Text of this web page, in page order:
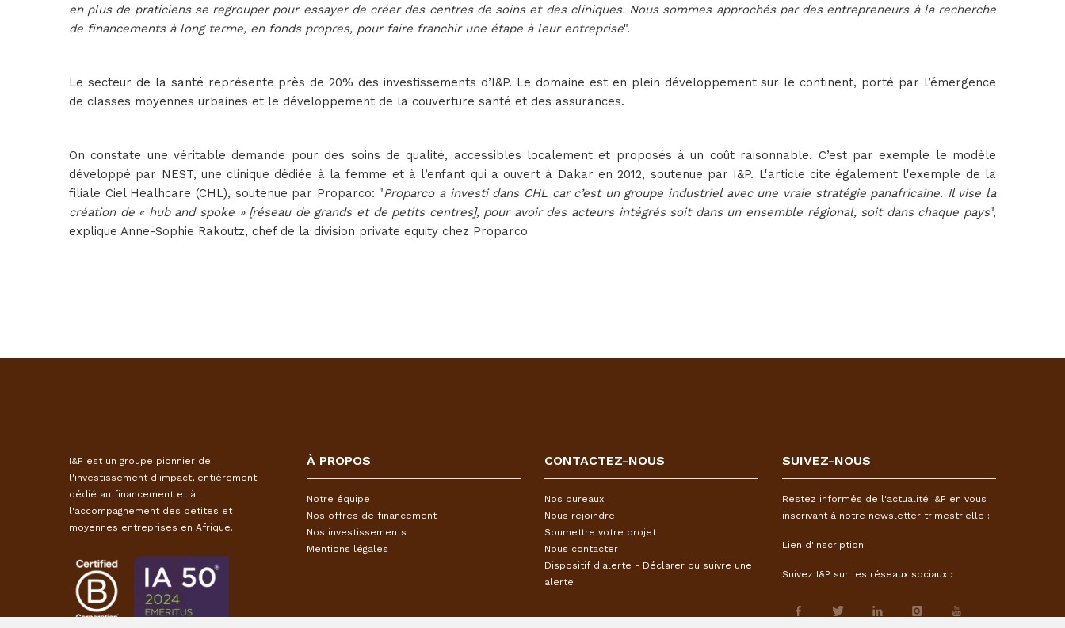
en plus de praticiens se regrouper pour essayer de créer des centres de soins et des cliniques. Nous sommes approchés par des entrepreneurs à la recherche
de financements à long terme, en fonds propres, pour faire franchir une étape à leur entreprise".
Le secteur de la santé représente près de 20% des investissements d’I&P. Le domaine est en plein développement sur le continent, porté par l’émergence
de classes moyennes urbaines et le développement de la couverture santé et des assurances.
On constate une véritable demande pour des soins de qualité, accessibles localement et proposés à un coût raisonnable. C’est par exemple le modèle
développé par NEST, une clinique dédiée à la femme et à l’enfant qui a ouvert à Dakar en 2012, soutenue par I&P. L'article cite également l'exemple de la
filiale Ciel Healhcare (CHL), soutenue par Proparco: "Proparco a investi dans CHL car c’est un groupe industriel avec une vraie stratégie panafricaine. Il vise la
création de « hub and spoke » [réseau de grands et de petits centres], pour avoir des acteurs intégrés soit dans un ensemble régional, soit dans chaque pays",
explique Anne-Sophie Rakoutz, chef de la division private equity chez Proparco
I&P est un groupe pionnier de
l'investissement d'impact, entièrement
dédié au financement et à
l'accompagnement des petites et
moyennes entreprises en Afrique.
À PROPOS
Notre équipe
Nos offres de financement
Nos investissements
Mentions légales
CONTACTEZ-NOUS
Nos bureaux
Nous rejoindre
Soumettre votre projet
Nous contacter
Dispositif d'alerte - Déclarer ou suivre une
alerte
SUIVEZ-NOUS
Restez informés de l'actualité I&P en vous
inscrivant à notre newsletter trimestrielle :
Lien d'inscription
Suivez I&P sur les réseaux sociaux :